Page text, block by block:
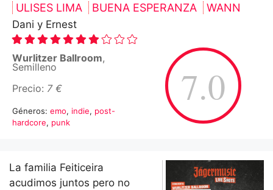
ULISES LIMA BUENA ESPERANZA WANN
Dani y Ernest
7.0
Wurlitzer Ballroom,
Semilleno
Precio: 7 €
Géneros: emo, indie, post-
hardcore, punk
La familia Feiticeira
acudimos juntos pero no